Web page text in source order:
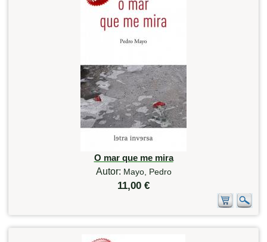
O mar que me mira
Autor: Mayo, Pedro
11,00 €